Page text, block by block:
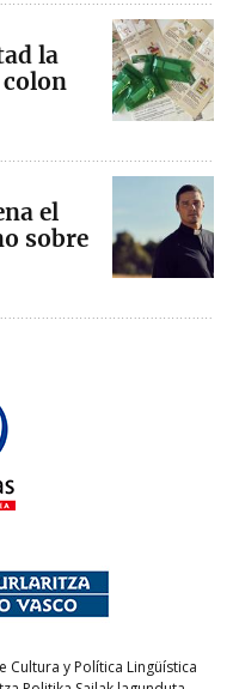
la
el
sobre
y Política Lingüística